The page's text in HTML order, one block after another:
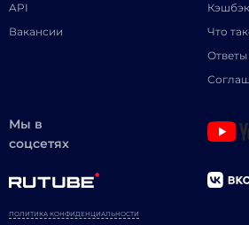
API
Вакансии
Что
Мы в
соцсетях
ПОЛИТИКА КОНФИДЕНЦИАЛЬНОСТИ